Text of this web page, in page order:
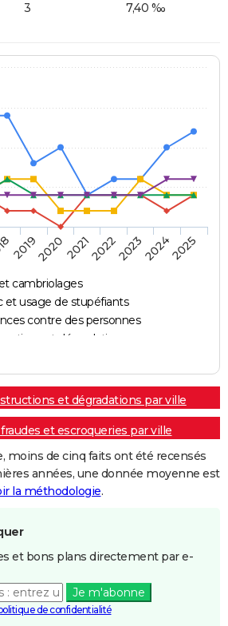
3 7,40 ‰
cambriolages
et usage de stupéfiants
contre des personnes
et dégradations
2019202020212022202320242025
et dégradations par ville
et escroqueries par ville
moins de cinq faits ont été recensés
années, une donnée moyenne est
la méthodologie.
et bons plans directement par e-
Je m'abonne
de confidentialité